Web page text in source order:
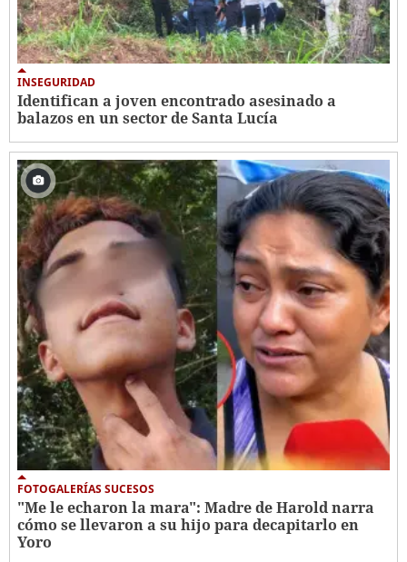
INSEGURIDAD
Identifican a joven encontrado asesinado a
balazos en un sector de Santa Lucía
FOTOGALERÍAS SUCESOS
"Me le echaron la mara": Madre de Harold narra
cómo se llevaron a su hijo para decapitarlo en
Yoro